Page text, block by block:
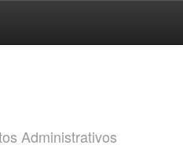
Administrativos